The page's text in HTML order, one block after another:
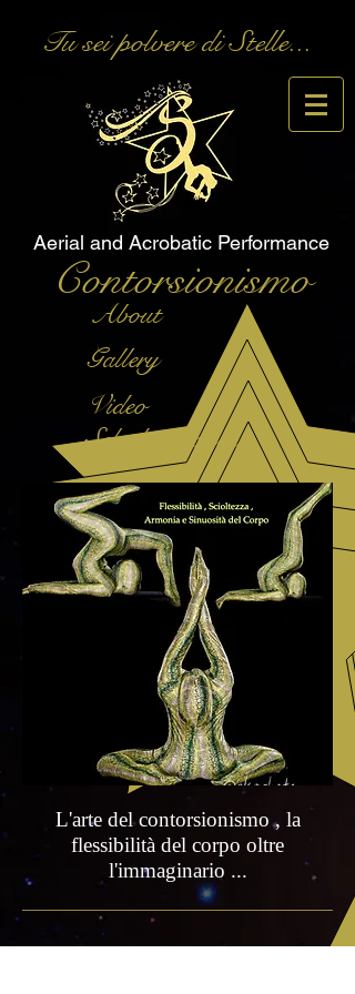
Tu sei polvere di Stelle...
Aerial and Acrobatic Performance
Contorsionismo
Gallery
About
Video
Scheda Tecnica
L'arte del contorsionismo , la
flessibilità del corpo oltre
l'immaginario ...